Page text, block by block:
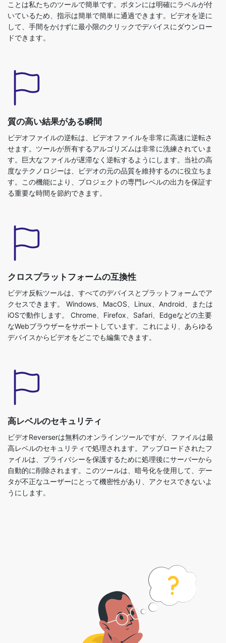
質の高い結果がある瞬間
ビデオファイルの逆転は、ビデオファイルを非常に高速に逆転さ
せます。ツールが所有するアルゴリズムは非常に洗練されていま
す。巨大なファイルが遅滞なく逆転するようにします。当社の高
度なテクノロジーは、ビデオの元の品質を維持するのに役立ちま
す。この機能により、プロジェクトの専門レベルの出力を保証す
る重要な時間を節約できます。
クロスプラットフォームの互換性
ビデオ反転ツールは、すべてのデバイスとプラットフォームでア
クセスできます。 Windows、MacOS、Linux、Android、または
iOSで動作します。 Chrome、Firefox、Safari、Edgeなどの主要
なWebブラウザーをサポートしています。これにより、あらゆる
デバイスからビデオをどこでも編集できます。
高レベルのセキュリティ
ビデオReverserは無料のオンラインツールですが、ファイルは最
高レベルのセキュリティで処理されます。アップロードされたフ
ァイルは、プライバシーを保護するために処理後にサーバーから
自動的に削除されます。このツールは、暗号化を使用して、デー
タが不正なユーザーにとって機密性があり、アクセスできないよ
うにします。